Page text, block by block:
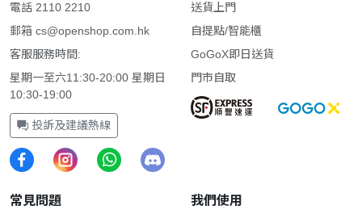
電話 2110 2210
郵箱 cs@openshop.com.hk
客服服務時間:
星期一至六11:30-20:00 星期日
10:30-19:00
投訴及建議熱線
送貨上門
自提點/智能櫃
GoGoX即日送貨
門市自取
常見問題 我們使用